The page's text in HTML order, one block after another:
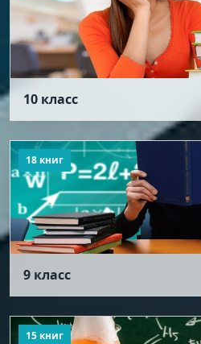
10 класс
18 книг
9 класс
15 книг